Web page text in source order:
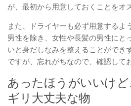
が、最初から用意しておくことをオ
また、ドライヤーも必ず用意するよ
男性を除き、女性や長髪の男性にと
いと身だしなみを整えることができ
ですが、忘れがちなので、確認して
あったほうがいいけ
ギリ大丈夫な物